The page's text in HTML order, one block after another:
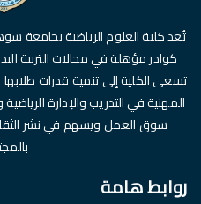
تُعد كلية العلوم الرياضية بجامعة
كوادر مؤهلة في مجالات التربية
تسعى الكلية إلى تنمية قدرات طلابها
المهنية في التدريب والإدارة
سوق العمل ويسهم في نشر
روابط هامة